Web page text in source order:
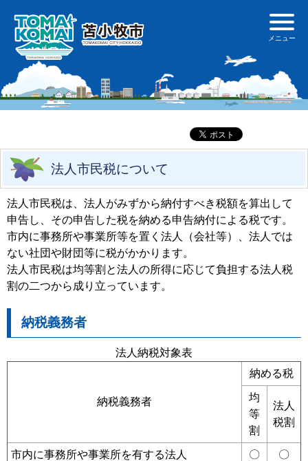
法人市民税について
法人市民税は、法人がみずから納付すべき税額を算出して
申告し、その申告した税を納める申告納付による税です。
市内に事務所や事業所等を置く法人（会社等）、法人では
ない社団や財団等に税がかかります。
法人市民税は均等割と法人の所得に応じて負担する法人税
割の二つから成り立っています。
納税義務者
法人納税対象表
納税義務者
納める税
均
等
割
法人
税割
市内に事務所や事業所を有する法人 〇 〇